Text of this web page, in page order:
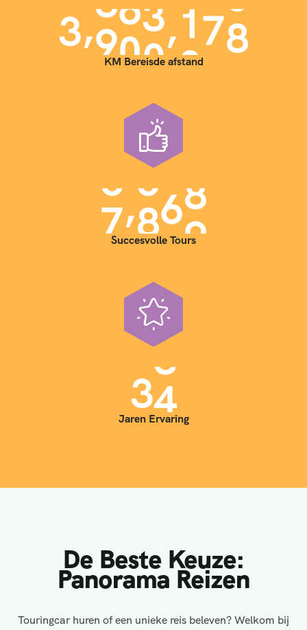
3,900,000
KM Bereisde afstand
7,000
Succesvolle Tours
35
Jaren Ervaring
De Beste Keuze:
Panorama Reizen
Touringcar huren of een unieke reis beleven? Welkom bij